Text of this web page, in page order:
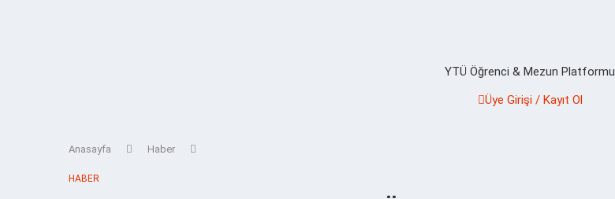
YTÜ Öğrenci & Mezun Platformu
Üye Girişi / Kayıt Ol
Anasayfa Haber
HABER